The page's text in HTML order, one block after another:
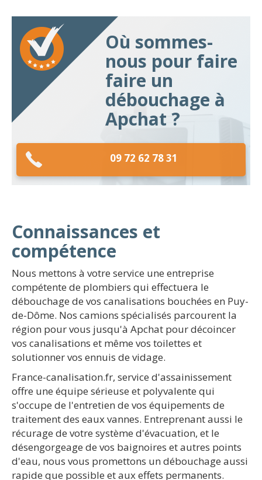
Où sommes-
nous pour faire
faire un
débouchage à
Apchat ?
09 72 62 78 31
Connaissances et
compétence
Nous mettons à votre service une entreprise
compétente de plombiers qui effectuera le
débouchage de vos canalisations bouchées en Puy-
de-Dôme. Nos camions spécialisés parcourent la
région pour vous jusqu'à Apchat pour décoincer
vos canalisations et même vos toilettes et
solutionner vos ennuis de vidage.
France-canalisation.fr, service d'assainissement
offre une équipe sérieuse et polyvalente qui
s'occupe de l'entretien de vos équipements de
traitement des eaux vannes. Entreprenant aussi le
récurage de votre système d'évacuation, et le
désengorgeage de vos baignoires et autres points
d'eau, nous vous promettons un débouchage aussi
rapide que possible et aux effets permanents.